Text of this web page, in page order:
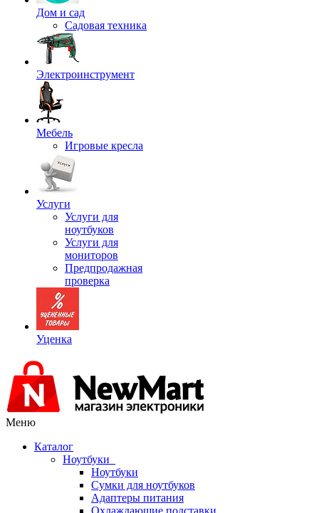
Дом и сад
Садовая техника
Электроинструмент
Мебель
Игровые кресла
Услуги
Услуги для
ноутбуков
Услуги для
мониторов
Предпродажная
проверка
Уценка
Меню
Каталог
Ноутбуки
Ноутбуки
Сумки для ноутбуков
Адаптеры питания
Охлаждающие подставки